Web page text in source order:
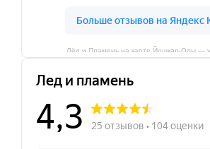
Лёд и Пламень на карте Йошкар‑Олы —